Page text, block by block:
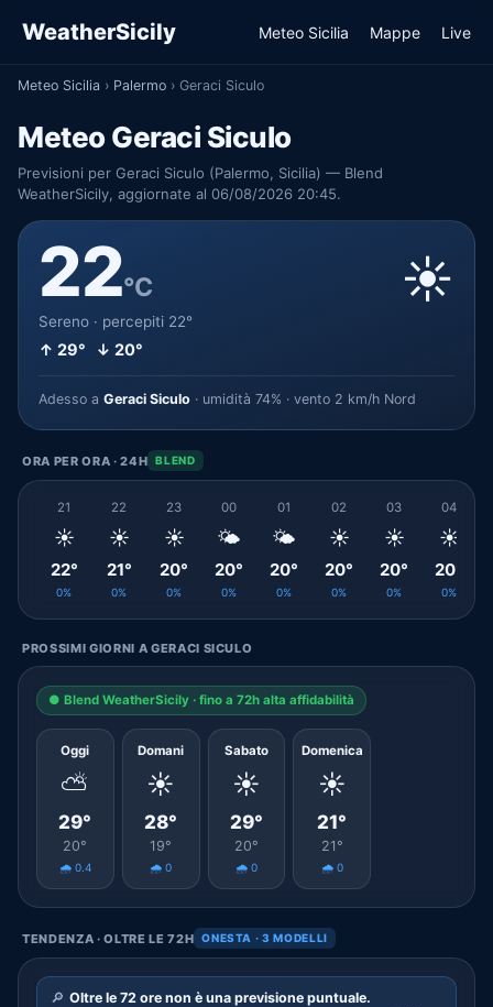
WeatherSicily Meteo Sicilia Mappe Live
Meteo Sicilia › Palermo › Geraci Siculo
Meteo Geraci Siculo
Previsioni per Geraci Siculo (Palermo, Sicilia) — Blend
WeatherSicily, aggiornate al 06/08/2026 20:45.
22°C
Sereno · percepiti 22°
↑ 29° ↓ 20°
☀️
Adesso a Geraci Siculo · umidità 74% · vento 2 km/h Nord
ORA PER ORA · 24H BLEND
21
☀️
22°
0%
22
☀️
21°
0%
23
☀️
20°
0%
00
🌤️
20°
0%
01
🌤️
20°
0%
02
☀️
20°
0%
03
☀️
20°
0%
04
☀️
20°
0%
PROSSIMI GIORNI A GERACI SICULO
● Blend WeatherSicily · fino a 72h alta affidabilità
Oggi
⛅
29°
20°
🌧️ 0.4
Domani
☀️
28°
19°
🌧️ 0
Sabato
☀️
29°
20°
🌧️ 0
Domenica
☀️
21°
21°
🌧️ 0
TENDENZA · OLTRE LE 72H ONESTA · 3 MODELLI
🔎 Oltre le 72 ore non è una previsione puntuale.